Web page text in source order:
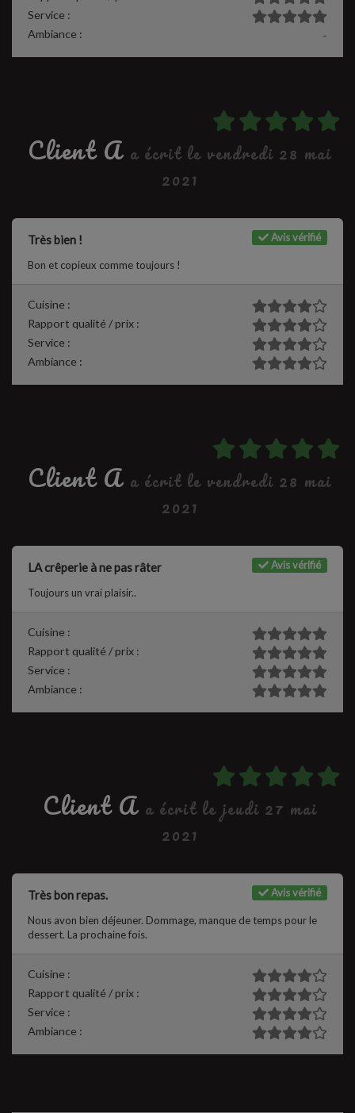
Service :
-
Ambiance :
Client A a écrit le vendredi 28 mai
2021
Avis vérifié
Très bien !
Bon et copieux comme toujours !
Cuisine :
Rapport qualité / prix :
Service :
Ambiance :
Client A a écrit le vendredi 28 mai
2021
Avis vérifié
LA crêperie à ne pas râter
Toujours un vrai plaisir..
Cuisine :
Rapport qualité / prix :
Service :
Ambiance :
Client A a écrit le jeudi 27 mai
2021
Avis vérifié
Très bon repas.
Nous avon bien déjeuner. Dommage, manque de temps pour le
dessert. La prochaine fois.
Cuisine :
Rapport qualité / prix :
Service :
Ambiance :